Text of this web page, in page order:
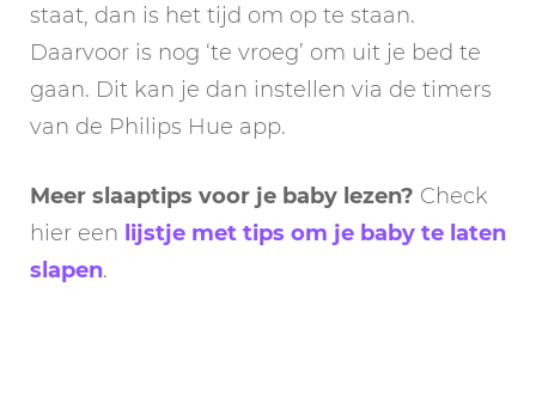
staat, dan is het tijd om op te staan.
Daarvoor is nog ‘te vroeg’ om uit je bed te
gaan. Dit kan je dan instellen via de timers
van de Philips Hue app.
Meer slaaptips voor je baby lezen? Check
hier een lijstje met tips om je baby te laten
slapen.